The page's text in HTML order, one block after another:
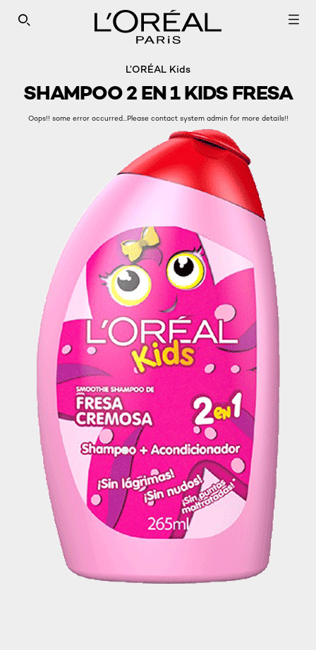
SEARCH THIS SITE
L’ORÉAL Kids
SHAMPOO 2 EN 1 KIDS FRESA
Oops!! some error occurred...Please contact system admin for more details!!